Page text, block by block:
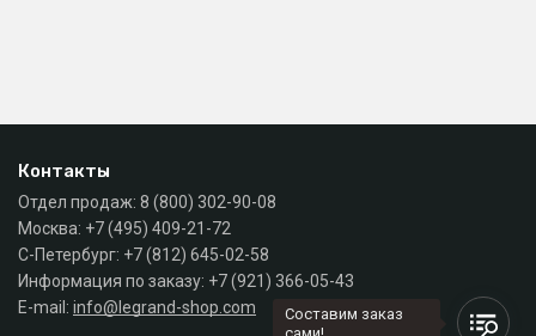
Контакты
Отдел продаж: 8 (800) 302-90-08
Москва: +7 (495) 409-21-72
С-Петербург: +7 (812) 645-02-58
Информация по заказу: +7 (921) 366-05-43
E-mail: info@legrand-shop.com
Составим заказ